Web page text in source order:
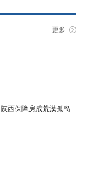
更多
陕西保障房成荒漠孤岛